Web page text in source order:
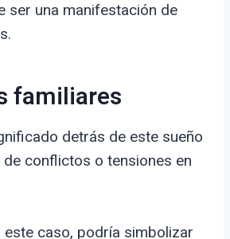
ser una manifestación de
familiares
detrás de este sueño
de conflictos o tensiones en
este caso, podría simbolizar